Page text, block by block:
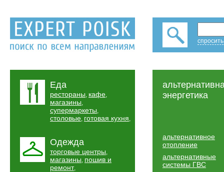
Еда
рестораны, кафе,
магазины,
супермаркеты,
столовые, готовая кухня,
Одежда
торговые центры,
магазины, пошив и
ремонт,
энергетика
альтернативное
отопление
альтернативные
системы ГВС